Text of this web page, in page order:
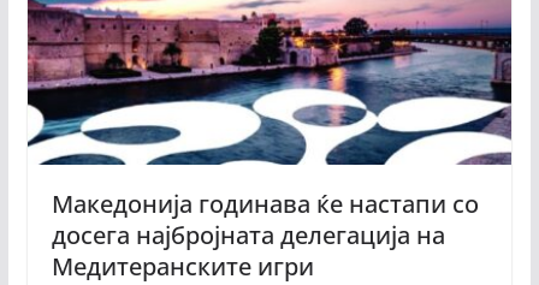
Македонија годинава ќе настапи со
досега најбројната делегација на
Медитеранските игри